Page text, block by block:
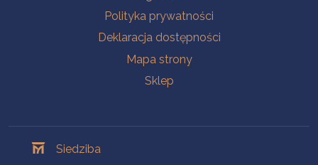
Polityka prywatności
Deklaracja dostępności
Mapa strony
Sklep
Siedziba